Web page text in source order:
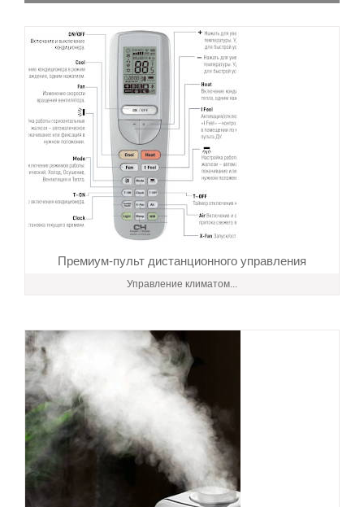
Премиум-пульт дистанционного управления
Управление климатом...